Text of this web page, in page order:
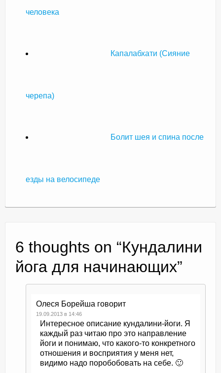
человека
Капалабхати (Сияние
черепа)
Болит шея и спина после
езды на велосипеде
6 thoughts on “Кундалини
йога для начинающих”
Олеся Борейша говорит
19.09.2013 в 14:46
Интересное описание кундалини-йоги. Я
каждый раз читаю про это направление
йоги и понимаю, что какого-то конкретного
отношения и восприятия у меня нет,
видимо надо поробобовать на себе. 🙂